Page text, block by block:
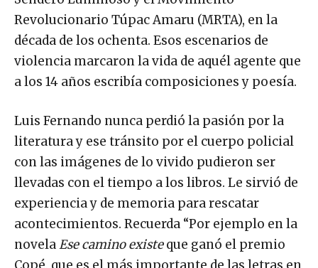
Revolucionario Túpac Amaru (MRTA), en la
década de los ochenta. Esos escenarios de
violencia marcaron la vida de aquél agente que
a los 14 años escribía composiciones y poesía.
Luis Fernando nunca perdió la pasión por la
literatura y ese tránsito por el cuerpo policial
con las imágenes de lo vivido pudieron ser
llevadas con el tiempo a los libros. Le sirvió de
experiencia y de memoria para rescatar
acontecimientos. Recuerda “Por ejemplo en la
novelaEse camino existeque ganó el premio